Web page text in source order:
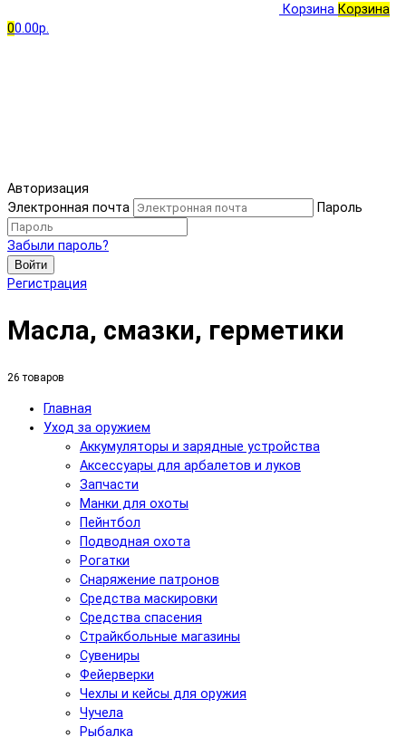
Корзина Корзина
00.00р.
Авторизация
Электронная почта
Пароль
Забыли пароль?
Войти
Регистрация
Масла, смазки, герметики
26 товаров
Главная
Уход за оружием
Аккумуляторы и зарядные устройства
Аксесcуары для арбалетов и луков
Запчасти
Манки для охоты
Пейнтбол
Подводная охота
Рогатки
Снаряжение патронов
Средства маскировки
Средства спасения
Страйкбольные магазины
Сувениры
Фейерверки
Чехлы и кейсы для оружия
Чучела
Рыбалка